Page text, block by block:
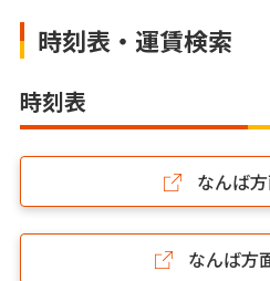
時刻表・運賃検索
時刻表
なんば
なんば方